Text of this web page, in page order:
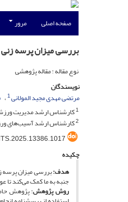
صفحه اصلی مرور
بررسی میزان پرسه
نوع مقاله : مقاله پژوهشی
نویسندگان
مرتضى مهدی مجید المولانی1
1کارشناس ارشد مدیریت
2کارشناس ارشد آسیب‌های
چکیده
هدف:بررسی میزان پرسه
جنبه به ما کمک می‌کند تا
روش پژوهش: پژوهش